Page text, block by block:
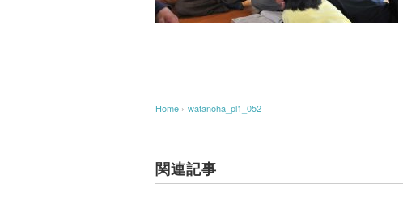
Home › watanoha_pl1_052
関連記事